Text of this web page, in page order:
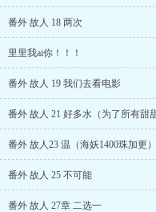
番外 故人 18 两次
里里我ai你！！！
番外 故人 19 我们去看电影
番外 故人23 温（海妖1400珠加更）
番外 故人 25 不可能
番外 故人 27章 二选一